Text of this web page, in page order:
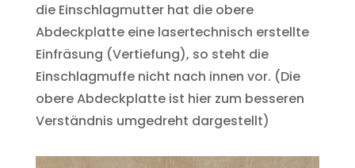
die Einschlagmutter hat die obere
Abdeckplatte eine lasertechnisch erstellte
Einfräsung (Vertiefung), so steht die
Einschlagmuffe nicht nach innen vor. (Die
obere Abdeckplatte ist hier zum besseren
Verständnis umgedreht dargestellt)